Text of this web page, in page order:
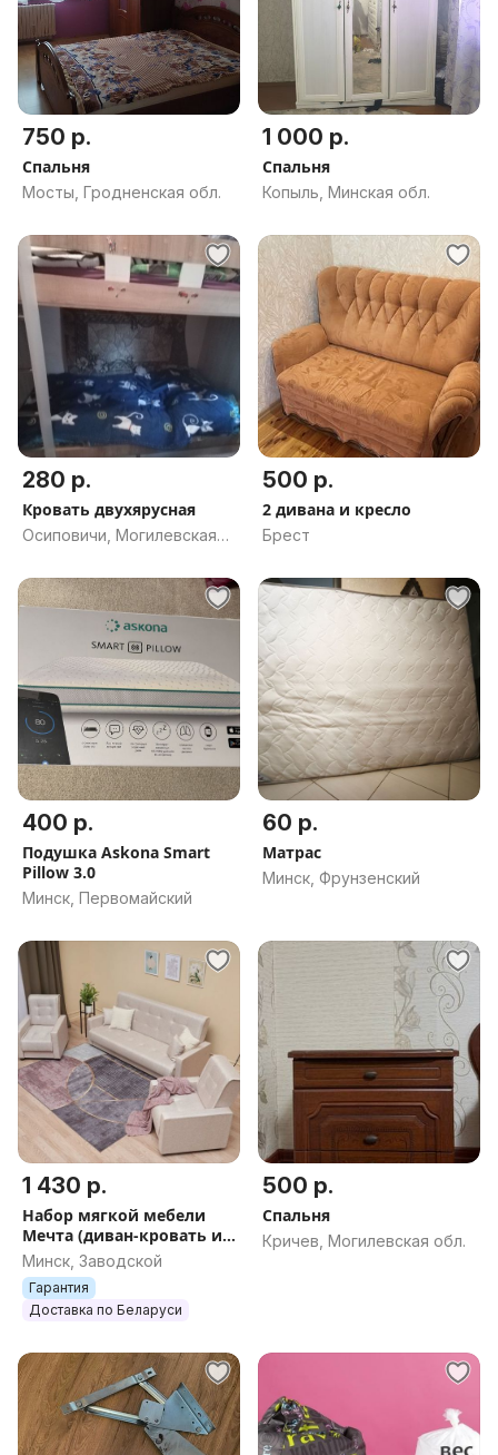
750 р.
Спальня
Мосты, Гродненская обл.
1 000 р.
Спальня
Копыль, Минская обл.
280 р.
Кровать двухярусная
Осиповичи, Могилевская
500 р.
2 дивана и кресло
Брест
400 р.
Подушка Askona Smart
Pillow 3.0
Минск, Первомайский
60 р.
Матрас
Минск, Фрунзенский
1 430 р.
Набор мягкой мебели
Мечта (диван-кровать и
два кресла). ДОСТАВКА.
Минск, Заводской
Гарантия
Доставка по Беларуси
500 р.
Спальня
Кричев, Могилевская обл.